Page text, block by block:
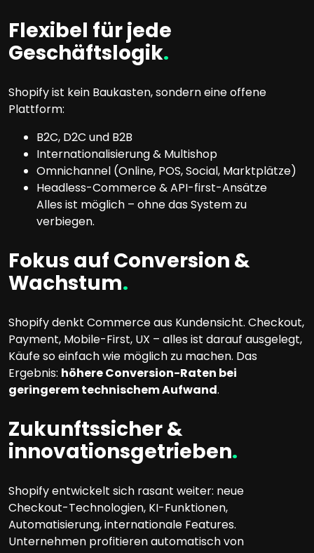
Flexibel für jede
Geschäftslogik.
Shopify ist kein Baukasten, sondern eine offene
Plattform:
B2C, D2C und B2B
Internationalisierung & Multishop
Omnichannel (Online, POS, Social, Marktplätze)
Headless-Commerce & API-first-Ansätze
Alles ist möglich – ohne das System zu
verbiegen.
Fokus auf Conversion &
Wachstum.
Shopify denkt Commerce aus Kundensicht. Checkout,
Payment, Mobile-First, UX – alles ist darauf ausgelegt,
Käufe so einfach wie möglich zu machen. Das
Ergebnis: höhere Conversion-Raten bei
geringerem technischem Aufwand.
Zukunftssicher &
innovationsgetrieben.
Shopify entwickelt sich rasant weiter: neue
Checkout-Technologien, KI-Funktionen,
Automatisierung, internationale Features.
Unternehmen profitieren automatisch von